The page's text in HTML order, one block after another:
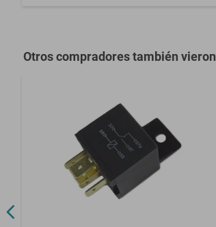
Otros compradores también vieron